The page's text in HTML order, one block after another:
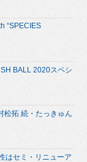
“SPECIES
BALL 2020スペシ
松拓 続・たっきゅん
はセミ・リニューア